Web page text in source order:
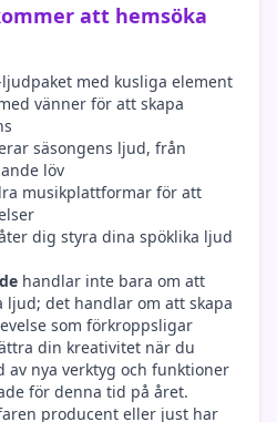
att hemsöka
ljudpaket med kusliga element
vänner för att skapa
säsongens ljud, från
löv
musikplattformar för att
dig styra dina spöklika ljud
handlar inte bara om att
ljud; det handlar om att skapa
som förkroppsligar
din kreativitet när du
nya verktyg och funktioner
för denna tid på året.
producent eller just har